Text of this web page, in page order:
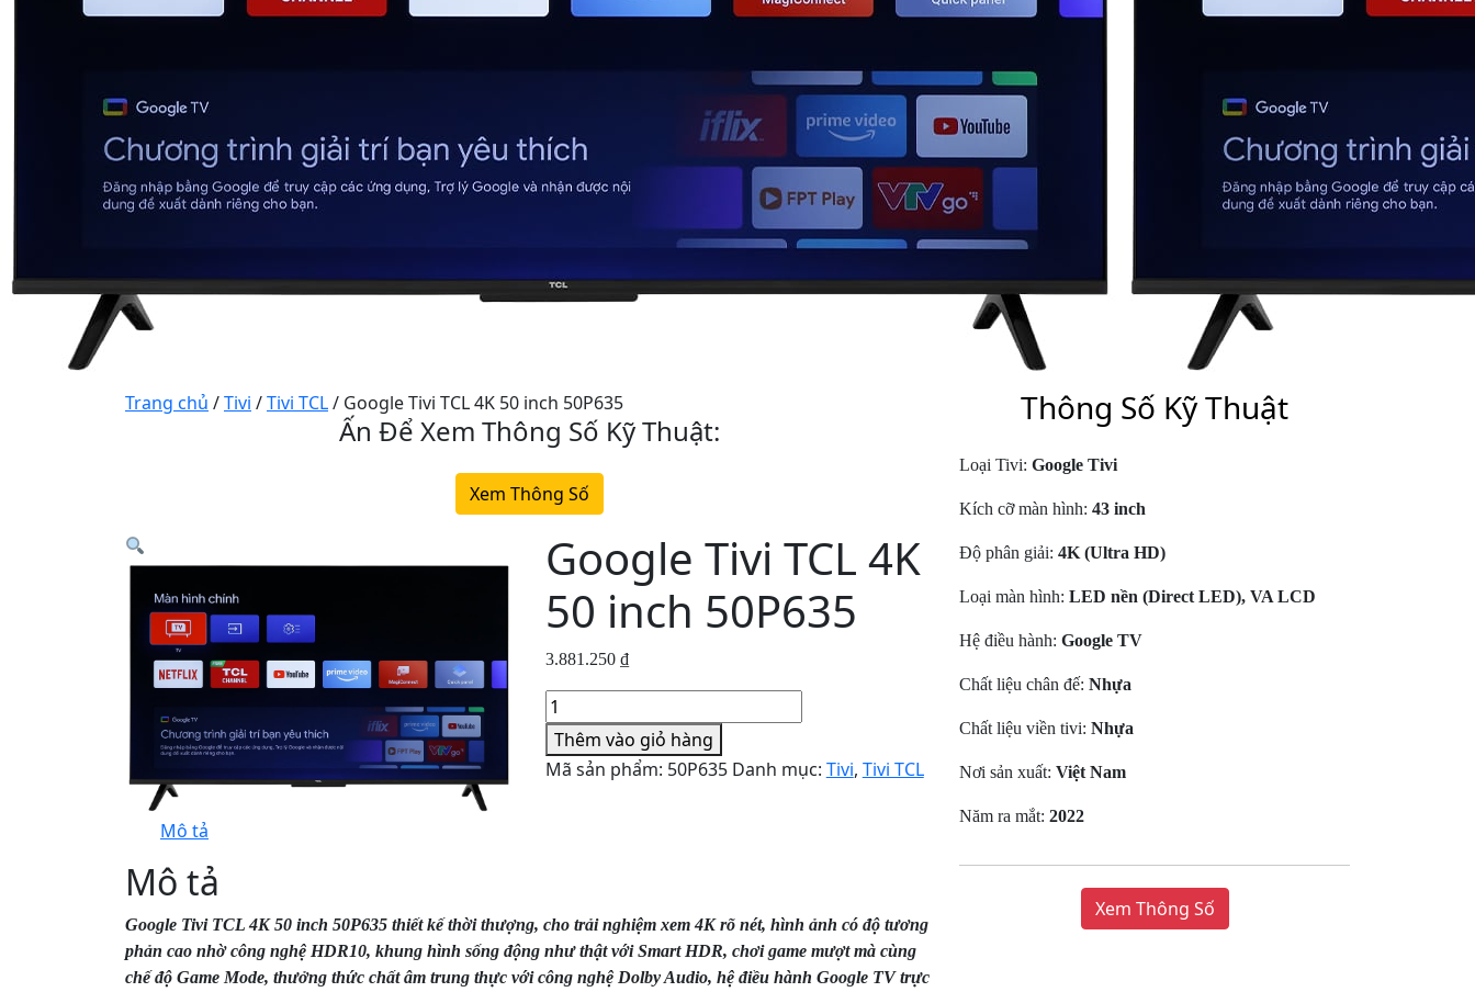
Trang chủ /Tivi /Tivi TCL/ Google Tivi TCL 4K 50 inch 50P635
Ấn Để Xem Thông Số Kỹ Thuật:
Xem Thông Số
Google Tivi TCL 4K
50 inch 50P635
3.881.250 ₫
Google
Tivi
TCL
4K
lượng
Thêm vào giỏ hàng
Mã sản phẩm: 50P635 Danh mục: Tivi, Tivi TCL
Mô tả
Mô tả
Google Tivi TCL 4K 50 inch 50P635 thiết kế thời thượng, cho trải nghiệm xem 4K rõ nét, hình ảnh có độ tương
phản cao nhờ công nghệ HDR10, khung hình sống động như thật với Smart HDR, chơi game mượt mà cùng
chế độ Game Mode, thưởng thức chất âm trung thực với công nghệ Dolby Audio, hệ điều hành Google TV trực
Thông Số Kỹ Thuật
Loại Tivi: Google Tivi
Kích cỡ màn hình: 43 inch
Độ phân giải: 4K (Ultra HD)
Loại màn hình: LED nền (Direct LED), VA LCD
Hệ điều hành: Google TV
Chất liệu chân đế: Nhựa
Chất liệu viền tivi: Nhựa
Nơi sản xuất: Việt Nam
Năm ra mắt: 2022
Xem Thông Số